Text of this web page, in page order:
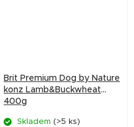
Brit Premium Dog by Nature
konz Lamb&Buckwheat
400g
Skladem (>5 ks)